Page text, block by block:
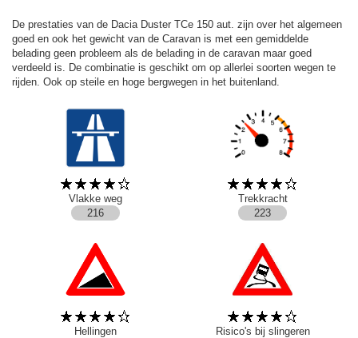
De prestaties van de Dacia Duster TCe 150 aut. zijn over het algemeen
goed en ook het gewicht van de Caravan is met een gemiddelde
belading geen probleem als de belading in de caravan maar goed
verdeeld is. De combinatie is geschikt om op allerlei soorten wegen te
rijden. Ook op steile en hoge bergwegen in het buitenland.
Vlakke weg
Trekkracht
216
223
Hellingen
Risico's bij slingeren